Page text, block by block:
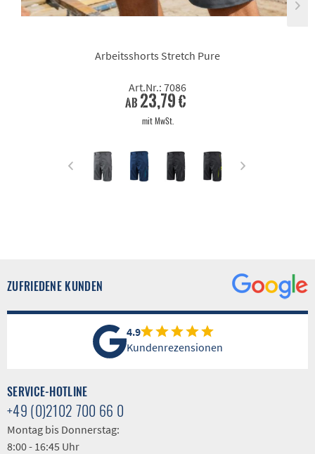
Arbeitsshorts Stretch Pure
Art.Nr.: 7086
ab 23,79 €
mit MwSt.
ZUFRIEDENE KUNDEN
4.9
Kundenrezensionen
SERVICE-HOTLINE
+49 (0)2102 700 66 0
Montag bis Donnerstag:
8:00 - 16:45 Uhr